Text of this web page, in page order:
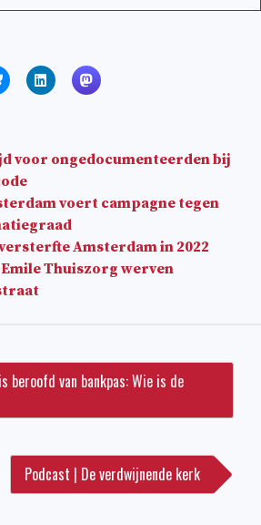
voor ongedocumenteerden bij
voert campagne tegen
Amsterdam in 2022
Thuiszorg werven
beroofd van bankpas: Wie is de
Podcast | De verdwijnende kerk